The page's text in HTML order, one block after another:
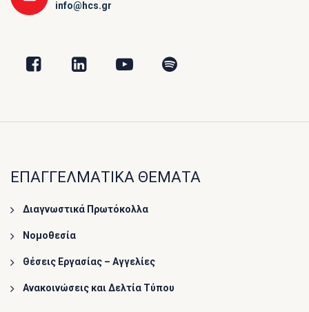
info@hcs.gr
ΕΠΑΓΓΕΛΜΑΤΙΚΑ ΘΕΜΑΤΑ
Διαγνωστικά Πρωτόκολλα
Νομοθεσία
Θέσεις Εργασίας – Αγγελίες
Ανακοινώσεις και Δελτία Τύπου